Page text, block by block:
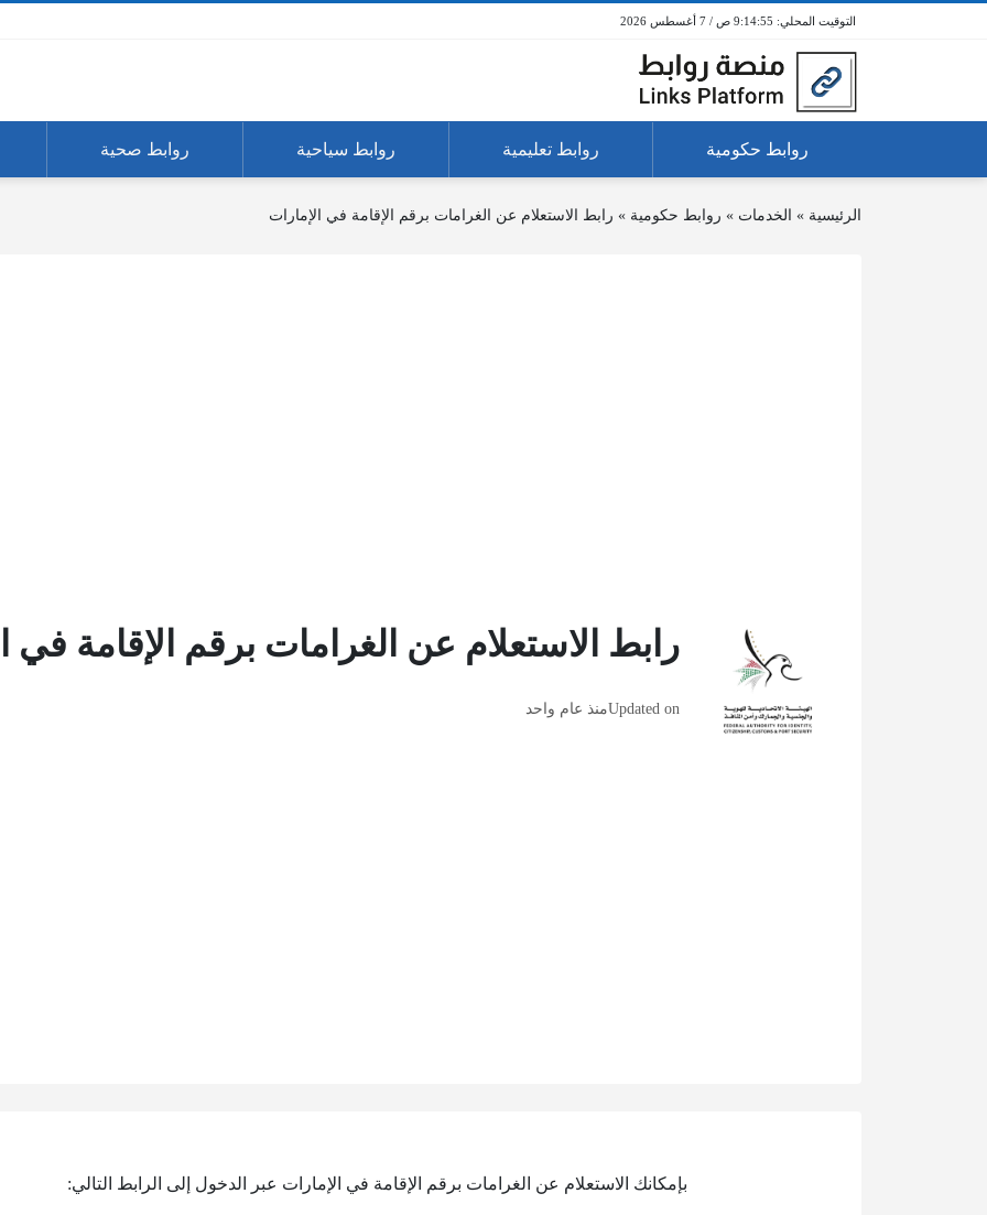
9:14:55 ص / 7 أغسطس 2026
روابط حكومية روابط تعليمية روابط سياحية روابط صحية
الرئيسية » الخدمات » روابط حكومية » رابط الاستعلام عن الغرامات برقم الإقامة في الإمارات
رابط الاستعلام عن الغرامات برقم الإقامة في
Updated onمنذ عام واحد
بإمكانك الاستعلام عن الغرامات برقم الإقامة في الإمارات عبر الدخول إلى الرابط التالي: